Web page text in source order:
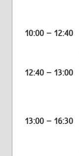
10:00 – 12:40
12:40 – 13:00
13:00 – 16:30